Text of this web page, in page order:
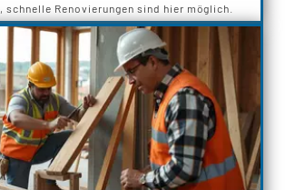
, schnelle Renovierungen sind hier möglich.